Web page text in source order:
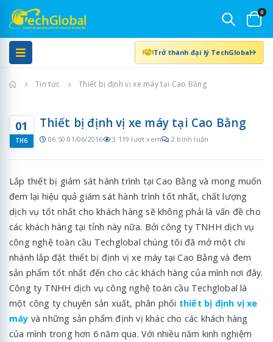
0
Trở thành đại lý TechGlobal
Trang chủ
Tin tức Thiết bị định vị xe máy tại Cao Bằng
01
TH6
Thiết bị định vị xe máy tại Cao Bằng
06:50 01/06/2016 3.119 lượt xem 2 bình luận
Lắp thiết bị giám sát hành trình tại Cao Bằng và mong muốn
đem lại hiệu quả giám sát hành trình tốt nhất, chất lượng
dịch vụ tốt nhất cho khách hàng sẽ không phải là vấn đề cho
các khách hàng tại tỉnh này nữa. Bởi công ty TNHH dịch vụ
công nghệ toàn cầu Techglobal chúng tôi đã mở một chi
nhánh lắp đặt thiết bị định vị xe máy tại Cao Bằng và đem
sản phẩm tốt nhất đến cho các khách hàng của mình nơi đây.
Công ty TNHH dịch vụ công nghệ toàn cầu Techglobal là
một công ty chuyên sản xuất, phân phối thiết bị định vị xe
máy và những sản phẩm định vị khác cho các khách hàng
của mình trong hơn 6 năm qua. Với nhiều năm kinh nghiệm